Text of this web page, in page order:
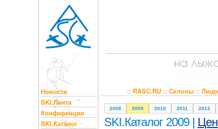
Новости
SKI.Лента
Конференции
SKI.Каталог
:: RASC.RU:: Склоны::
2008 2009 2010 2011 2012
SKI.Каталог 2009 |